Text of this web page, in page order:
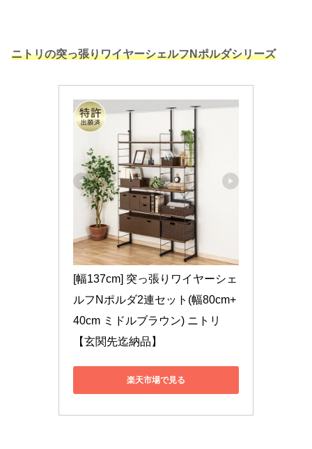
ニトリの突っ張りワイヤーシェルフNポルダシリーズ
[幅137cm] 突っ張りワイヤーシェ
ルフNポルダ2連セット(幅80cm+
40cm ミドルブラウン) ニトリ
【玄関先迄納品】
楽天市場で見る